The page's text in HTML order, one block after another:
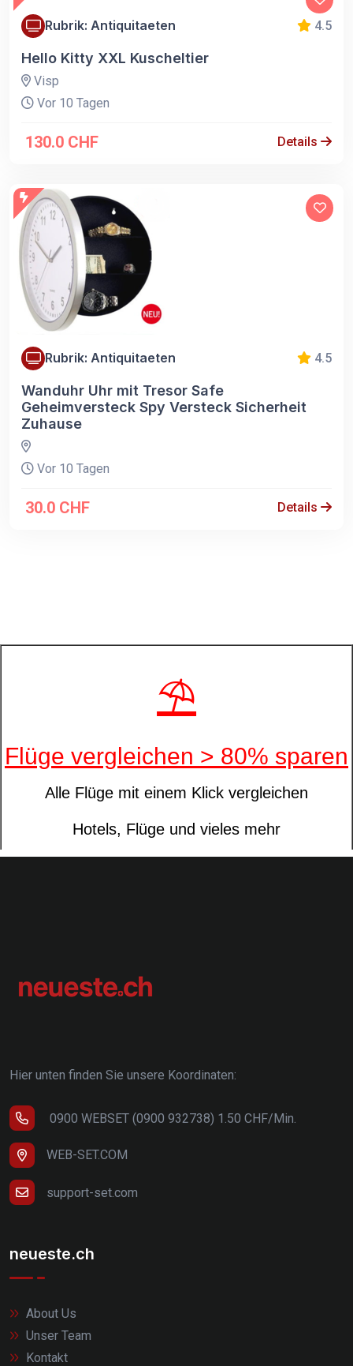
Rubrik: Antiquitaeten 4.5
Hello Kitty XXL Kuscheltier
Visp
Vor 10 Tagen
130.0 CHF Details
Rubrik: Antiquitaeten 4.5
Wanduhr Uhr mit Tresor Safe
Geheimversteck Spy Versteck Sicherheit
Zuhause
Vor 10 Tagen
30.0 CHF Details
Hier unten finden Sie unsere Koordinaten:
0900 WEBSET (0900 932738) 1.50 CHF/Min.
WEB-SET.COM
support-set.com
neueste.ch
About Us
Unser Team
Kontakt